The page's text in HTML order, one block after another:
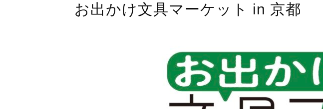
お出かけ文具マーケット in 京都